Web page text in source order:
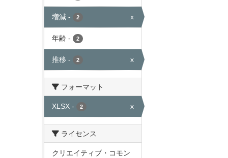
増減 - 2 x
年齢 - 2
推移 - 2 x
フォーマット
XLSX - 2 x
ライセンス
クリエイティブ・コモン